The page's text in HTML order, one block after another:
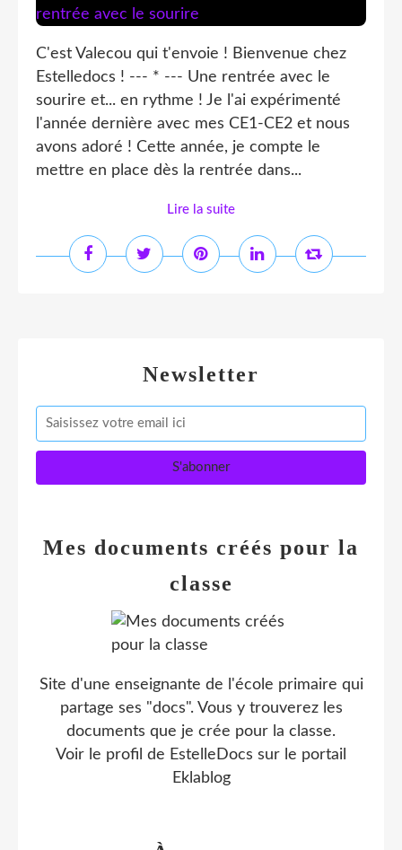
C'est Valecou qui t'envoie ! Bienvenue chez
Estelledocs ! --- * --- Une rentrée avec le
sourire et... en rythme ! Je l'ai expérimenté
l'année dernière avec mes CE1-CE2 et nous
avons adoré ! Cette année, je compte le
mettre en place dès la rentrée dans...
Lire la suite
Newsletter
Mes documents créés pour la
classe
Site d'une enseignante de l'école primaire qui
partage ses "docs". Vous y trouverez les
documents que je crée pour la classe.
Voir le profil de EstelleDocs sur le portail
Eklablog